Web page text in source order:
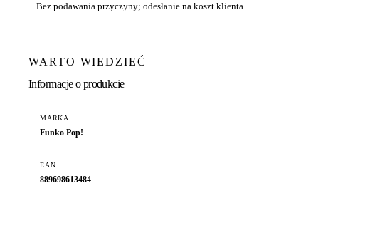
Bez podawania przyczyny; odesłanie na koszt klienta
WARTO WIEDZIEĆ
Informacje o produkcie
MARKA
Funko Pop!
EAN
889698613484